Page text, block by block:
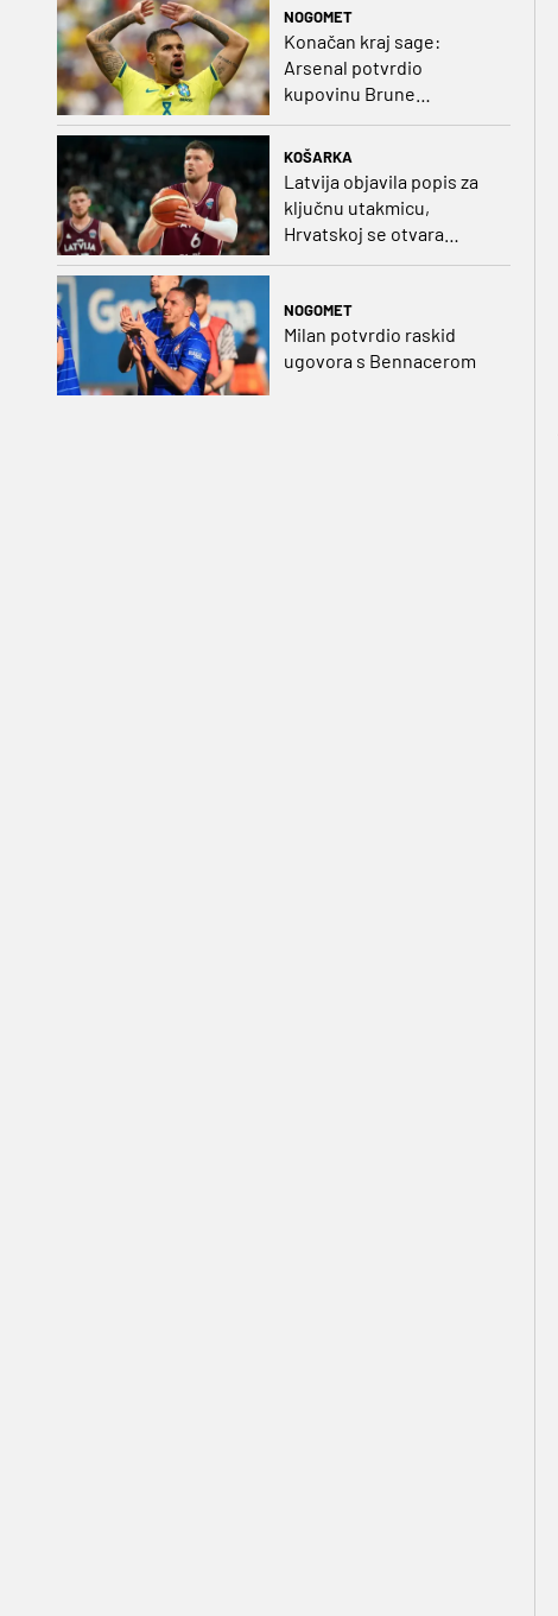
NOGOMET
Konačan kraj sage:
Arsenal potvrdio
kupovinu Brune
Guimaraesa
KOŠARKA
Latvija objavila popis za
ključnu utakmicu,
Hrvatskoj se otvara
NOGOMET
Milan potvrdio raskid
ugovora s Bennacerom